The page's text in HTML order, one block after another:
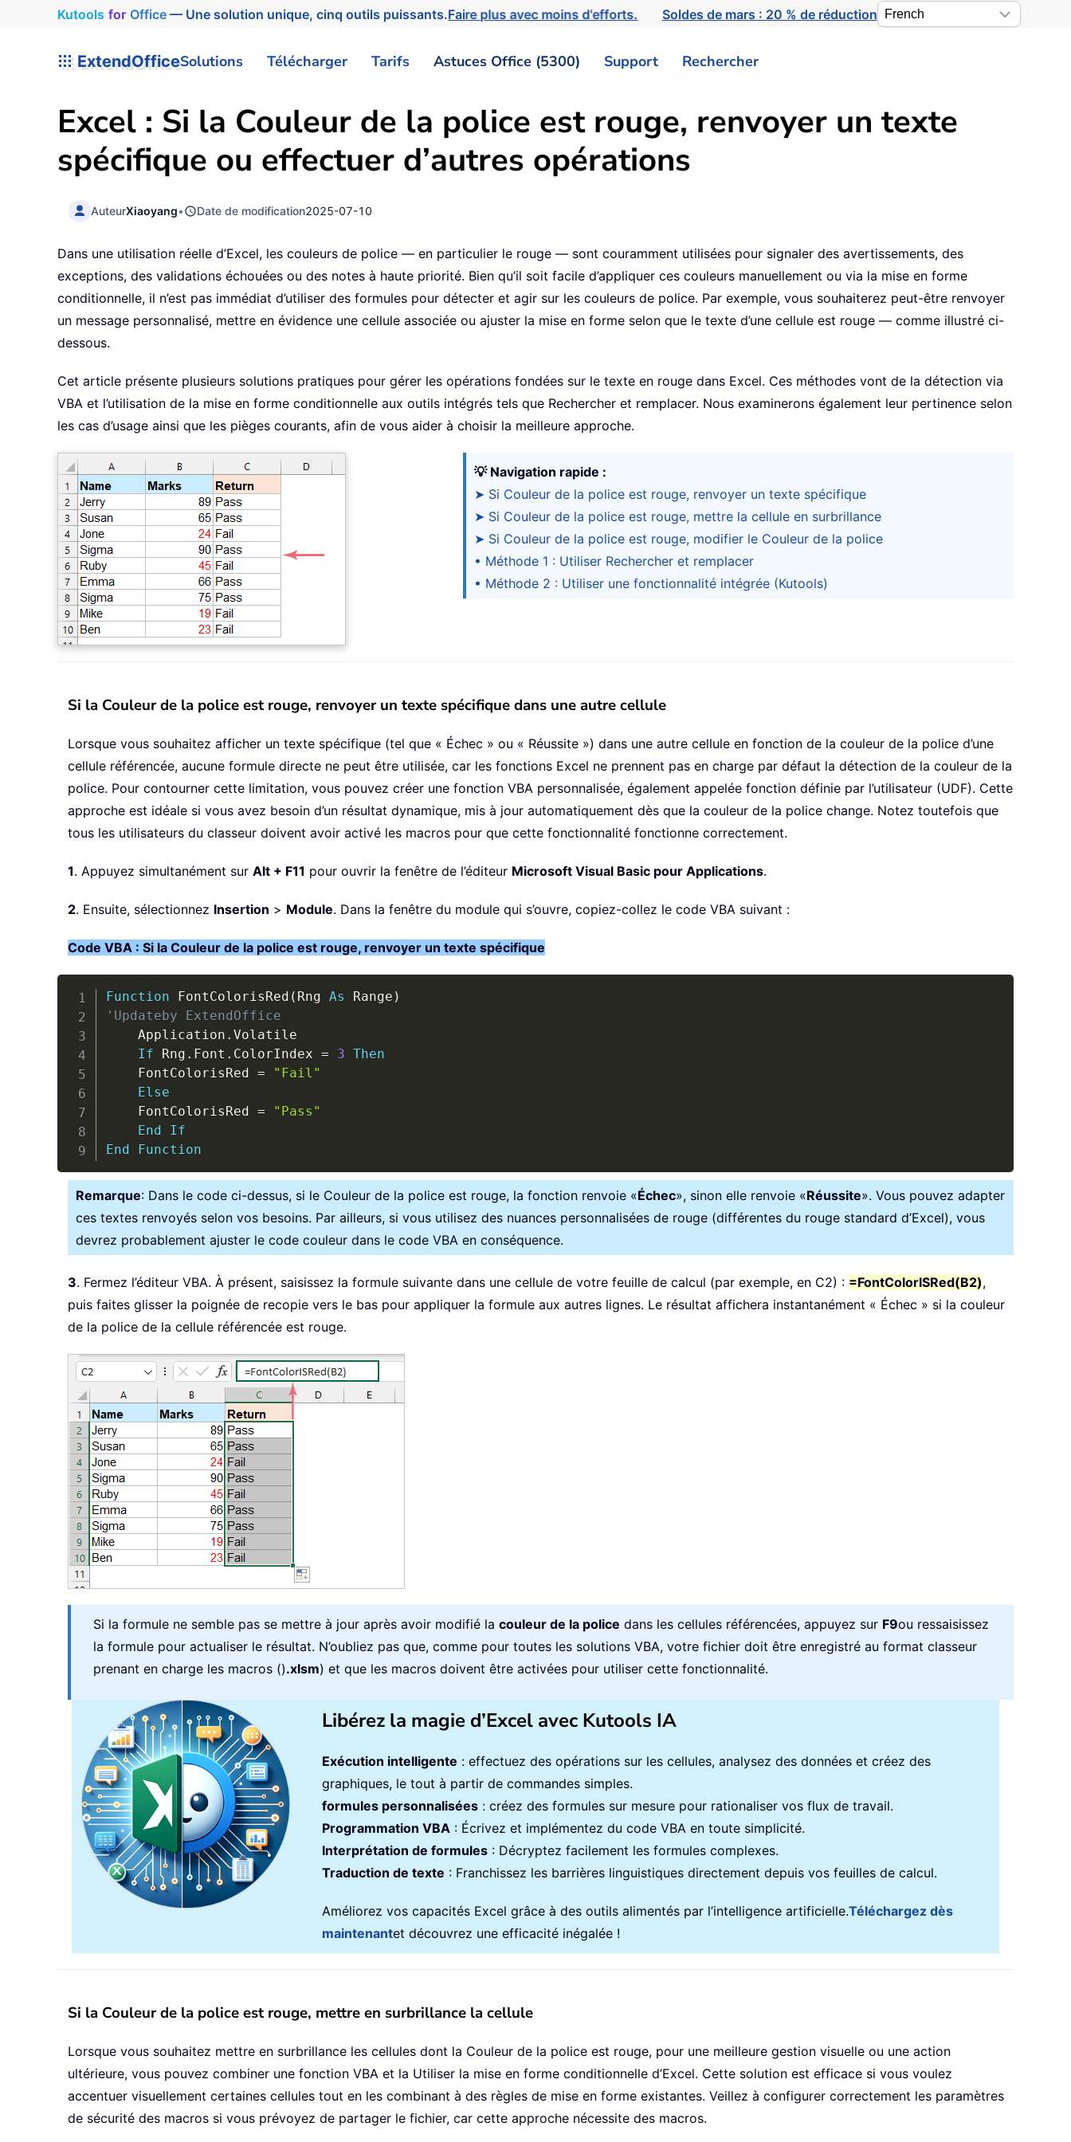
Kutools for Office— Une solution unique, cinq outils puissants.Faire plus avec moins d'efforts. Soldes de mars : 20 % de réduction
ExtendOfficeSolutions Télécharger Tarifs Astuces Office (5300) Support Rechercher
Excel : Si la Couleur de la police est rouge, renvoyer un texte
spécifique ou effectuer d’autres opérations
AuteurXiaoyang• Date de modification2025-07-10
Dans une utilisation réelle d’Excel, les couleurs de police — en particulier le rouge — sont couramment utilisées pour signaler des avertissements, des
exceptions, des validations échouées ou des notes à haute priorité. Bien qu’il soit facile d’appliquer ces couleurs manuellement ou via la mise en forme
conditionnelle, il n’est pas immédiat d’utiliser des formules pour détecter et agir sur les couleurs de police. Par exemple, vous souhaiterez peut-être renvoyer
un message personnalisé, mettre en évidence une cellule associée ou ajuster la mise en forme selon que le texte d’une cellule est rouge — comme illustré ci-
dessous.
Cet article présente plusieurs solutions pratiques pour gérer les opérations fondées sur le texte en rouge dans Excel. Ces méthodes vont de la détection via
VBA et l’utilisation de la mise en forme conditionnelle aux outils intégrés tels que Rechercher et remplacer. Nous examinerons également leur pertinence selon
les cas d’usage ainsi que les pièges courants, afin de vous aider à choisir la meilleure approche.
💡 Navigation rapide :
➤ Si Couleur de la police est rouge, renvoyer un texte spécifique
➤ Si Couleur de la police est rouge, mettre la cellule en surbrillance
➤ Si Couleur de la police est rouge, modifier le Couleur de la police
• Méthode 1 : Utiliser Rechercher et remplacer
• Méthode 2 : Utiliser une fonctionnalité intégrée (Kutools)
Si la Couleur de la police est rouge, renvoyer un texte spécifique dans une autre cellule
Lorsque vous souhaitez afficher un texte spécifique (tel que « Échec » ou « Réussite ») dans une autre cellule en fonction de la couleur de la police d’une
cellule référencée, aucune formule directe ne peut être utilisée, car les fonctions Excel ne prennent pas en charge par défaut la détection de la couleur de la
police. Pour contourner cette limitation, vous pouvez créer une fonction VBA personnalisée, également appelée fonction définie par l’utilisateur (UDF). Cette
approche est idéale si vous avez besoin d’un résultat dynamique, mis à jour automatiquement dès que la couleur de la police change. Notez toutefois que
tous les utilisateurs du classeur doivent avoir activé les macros pour que cette fonctionnalité fonctionne correctement.
1. Appuyez simultanément sur Alt + F11 pour ouvrir la fenêtre de l’éditeur Microsoft Visual Basic pour Applications.
2. Ensuite, sélectionnez Insertion > Module. Dans la fenêtre du module qui s’ouvre, copiez-collez le code VBA suivant :
Code VBA : Si la Couleur de la police est rouge, renvoyer un texte spécifique
Function FontColorisRed ( Rng As Range )
'Updateby ExtendOffice
    Application
. Volatile
If Rng . Font . ColorIndex = 3 Then
    FontColorisRed
=
"Fail"
Else
    FontColorisRed
=
"Pass"
End
If
End
Function
Remarque: Dans le code ci-dessus, si le Couleur de la police est rouge, la fonction renvoie «Échec», sinon elle renvoie «Réussite». Vous pouvez adapter
ces textes renvoyés selon vos besoins. Par ailleurs, si vous utilisez des nuances personnalisées de rouge (différentes du rouge standard d’Excel), vous
devrez probablement ajuster le code couleur dans le code VBA en conséquence.
3. Fermez l’éditeur VBA. À présent, saisissez la formule suivante dans une cellule de votre feuille de calcul (par exemple, en C2) : =FontColorISRed(B2),
puis faites glisser la poignée de recopie vers le bas pour appliquer la formule aux autres lignes. Le résultat affichera instantanément « Échec » si la couleur
de la police de la cellule référencée est rouge.
Si la formule ne semble pas se mettre à jour après avoir modifié la couleur de la police dans les cellules référencées, appuyez sur F9ou ressaisissez
la formule pour actualiser le résultat. N’oubliez pas que, comme pour toutes les solutions VBA, votre fichier doit être enregistré au format classeur
prenant en charge les macros ().xlsm) et que les macros doivent être activées pour utiliser cette fonctionnalité.
Libérez la magie d’Excel avec Kutools IA
Exécution intelligente : effectuez des opérations sur les cellules, analysez des données et créez des
graphiques, le tout à partir de commandes simples.
formules personnalisées : créez des formules sur mesure pour rationaliser vos flux de travail.
Programmation VBA : Écrivez et implémentez du code VBA en toute simplicité.
Interprétation de formules : Décryptez facilement les formules complexes.
Traduction de texte : Franchissez les barrières linguistiques directement depuis vos feuilles de calcul.
Améliorez vos capacités Excel grâce à des outils alimentés par l’intelligence artificielle.Téléchargez dès
maintenantet découvrez une efficacité inégalée !
Si la Couleur de la police est rouge, mettre en surbrillance la cellule
Lorsque vous souhaitez mettre en surbrillance les cellules dont la Couleur de la police est rouge, pour une meilleure gestion visuelle ou une action
ultérieure, vous pouvez combiner une fonction VBA et la Utiliser la mise en forme conditionnelle d’Excel. Cette solution est efficace si vous voulez
accentuer visuellement certaines cellules tout en les combinant à des règles de mise en forme existantes. Veillez à configurer correctement les paramètres
de sécurité des macros si vous prévoyez de partager le fichier, car cette approche nécessite des macros.